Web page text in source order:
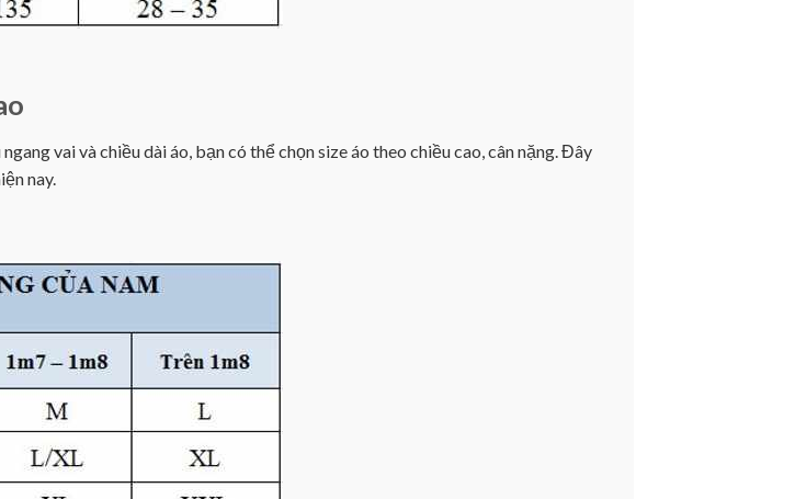
vai và chiều dài áo, bạn có thể chọn size áo theo chiều cao, cân nặng. Đây
nay.